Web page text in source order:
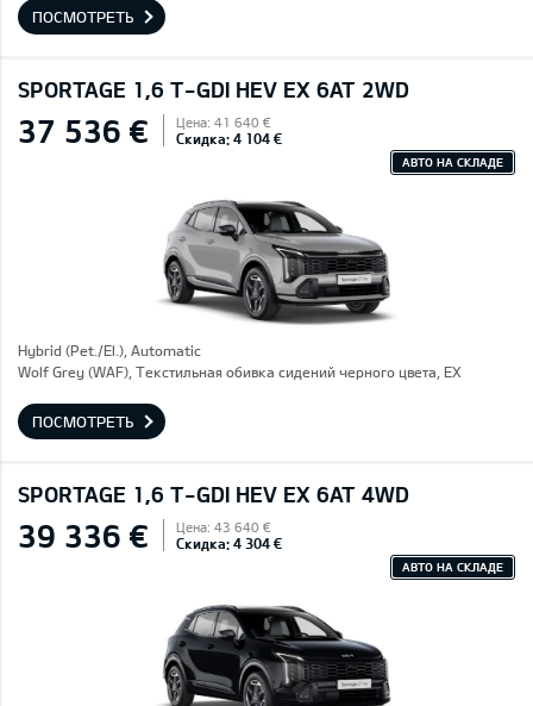
ПОСМОТРЕТЬ
SPORTAGE 1,6 T-GDI HEV EX 6AT 2WD
37 536 € Цена: 41 640 €
Скидка: 4 104 €
АВТО НА СКЛАДЕ
Hybrid (Pet./El.), Automatic
Wolf Grey (WAF), Текстильная обивка сидений черного цвета, EX
ПОСМОТРЕТЬ
SPORTAGE 1,6 T-GDI HEV EX 6AT 4WD
39 336 € Цена: 43 640 €
Скидка: 4 304 €
АВТО НА СКЛАДЕ